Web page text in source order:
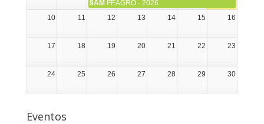
9AM FEAGRO - 2026
10
11 12 13 14 15 16
17 18 19 20 21 22 23
24 25 26 27 28 29 30
Eventos